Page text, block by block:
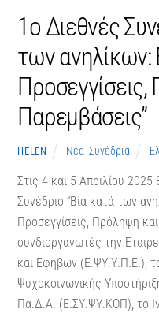
1ο Διεθνές
των ανηλίκων:
Παρεμβάσεις”
HELEN Νέα ,Συνέδρια
Στις 4 και 5 Απριλίου
Συνέδριο “Βία κατά των
Προσεγγίσεις, Πρόληψη
συνδιοργανωτές την
και Εφήβων (Ε.ΨΥ.Υ.Π.Ε.),
Ψυχοκοινωνικής
Πα.Δ.Α. (Ε.ΣΥ.ΨΥ.ΚΟΠ), το